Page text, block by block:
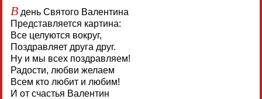
Вдень Святого Валентина
Представляется картина:
Все целуются вокруг,
Поздравляет друга друг.
Ну и мы всех поздравляем!
Радости, любви желаем
Всем кто любит и любим!
И от счастья Валентин